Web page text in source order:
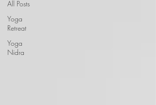
All Posts
Yoga
Retreat
Yoga
Nidra